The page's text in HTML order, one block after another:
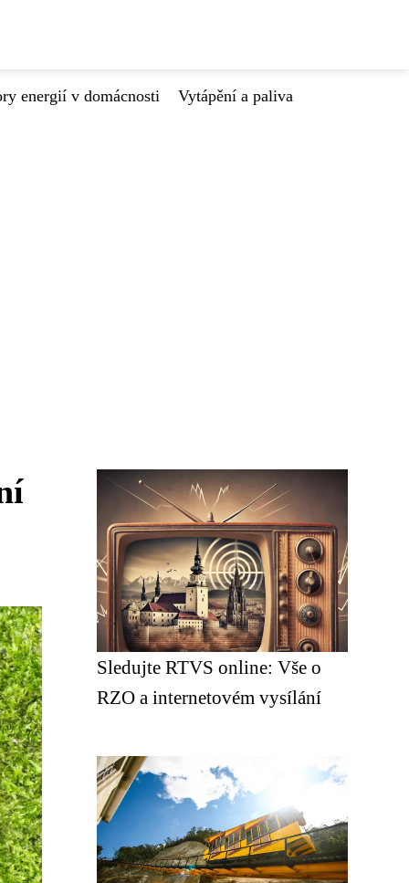
energií v domácnosti Vytápění a paliva
Sledujte RTVS online: Vše o
RZO a internetovém vysílání